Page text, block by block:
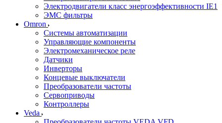
Электродвигатели класс энергоэффективности IE1
ЭМС фильтры
Omron
Системы автоматизации
Управляющие компоненты
Электромеханическое реле
Датчики
Инверторы
Концевые выключатели
Преобразователи частоты
Сервоприводы
Контроллеры
Veda